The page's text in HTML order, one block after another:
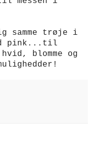
samme trøje i
pink...til
blomme og